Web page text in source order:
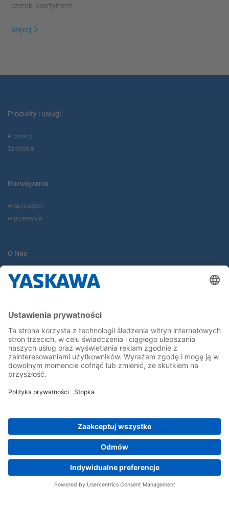
szeroki asortyment
Więcej
Produkty i usługi
Produkty
Szkolenia
Rozwiązania
w aplikacjach
w przemyśle
O Nas
Yaskawa Europe Gmbh
Yaskawa Polska
Kariera
Bądź z nami na bieżąco
Ogólne warunki dostaw i płatności
Stopka redakcyjna
Polityka prywatności
Cookie Choices
Whistleblowing
Yaskawa Europe GmbH